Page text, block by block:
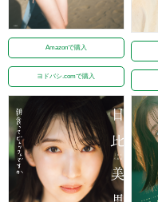
Amazonで購入
ヨドバシ.comで購入